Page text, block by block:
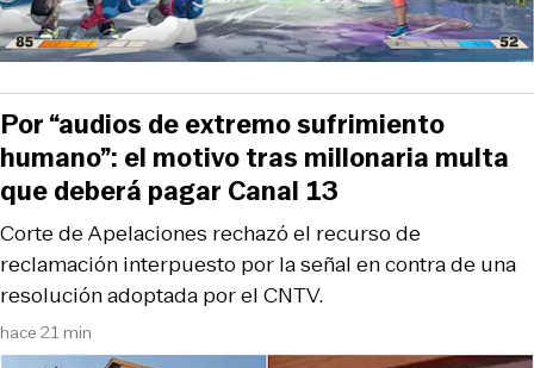
hace 21 min
Corte de Apelaciones rechazó el recurso de
reclamación interpuesto por la señal en contra de una
resolución adoptada por el CNTV.
Por “audios de extremo sufrimiento
humano”: el motivo tras millonaria multa
que deberá pagar Canal 13